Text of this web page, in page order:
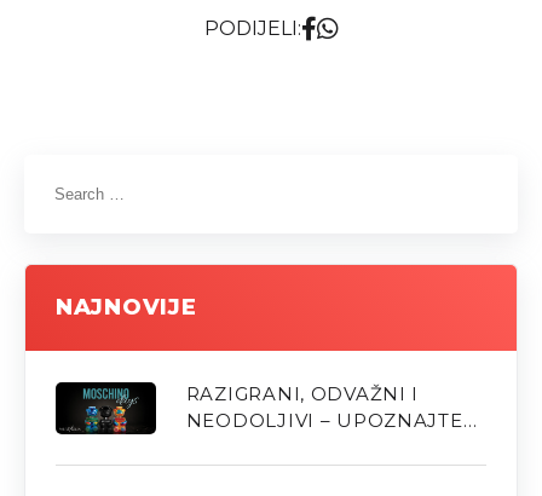
PODIJELI:
NAJNOVIJE
RAZIGRANI, ODVAŽNI I
NEODOLJIVI – UPOZNAJTE